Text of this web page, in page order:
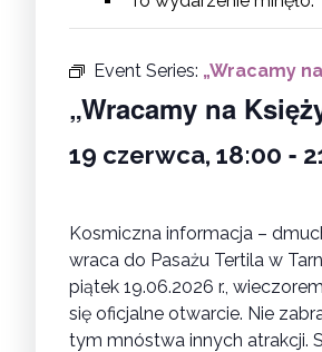
Event Series: „Wracamy
„Wracamy na
19 czerwca, 18:00 -
Kosmiczna informacja –
wraca do Pasażu Tertila w
piątek 19.06.2026 r.,
się oficjalne otwarcie. Nie
tym mnóstwa innych atrakcji.